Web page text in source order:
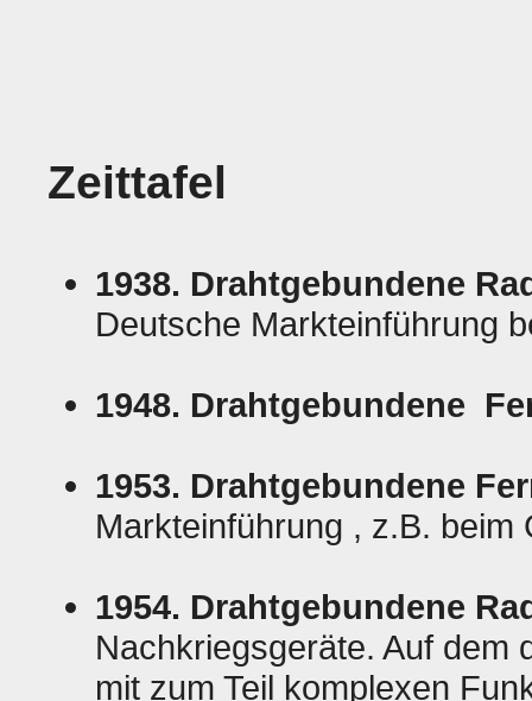
Zeittafel
1938. Drahtgebundene
Deutsche Markteinführung
1948. Drahtgebundene
1953. Drahtgebundene
Markteinführung , z.B. beim
1954. Drahtgebundene
Nachkriegsgeräte. Auf
mit zum Teil komplexen